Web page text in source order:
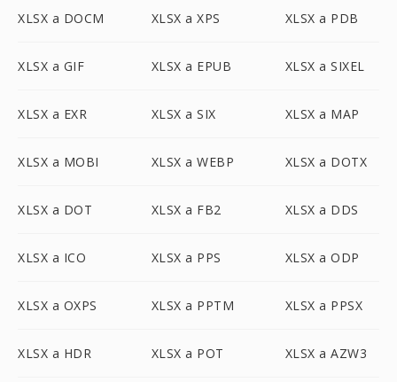
XLSX a DOCM XLSX a XPS XLSX a PDB
XLSX a GIF XLSX a EPUB XLSX a SIXEL
XLSX a EXR XLSX a SIX XLSX a MAP
XLSX a MOBI XLSX a WEBP XLSX a DOTX
XLSX a DOT XLSX a FB2 XLSX a DDS
XLSX a ICO XLSX a PPS XLSX a ODP
XLSX a OXPS XLSX a PPTM XLSX a PPSX
XLSX a HDR XLSX a POT XLSX a AZW3